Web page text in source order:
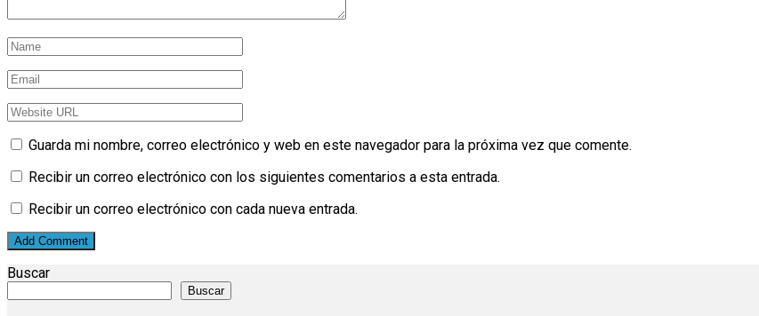
Guarda mi nombre, correo electrónico y web en este navegador para la próxima vez que comente.
Recibir un correo electrónico con los siguientes comentarios a esta entrada.
Recibir un correo electrónico con cada nueva entrada.
Buscar
Buscar